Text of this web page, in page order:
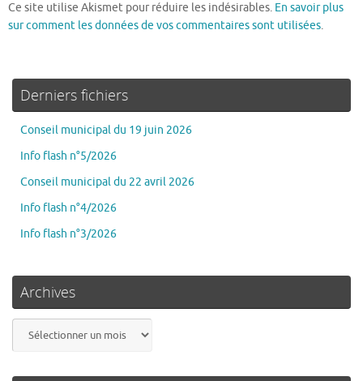
Ce site utilise Akismet pour réduire les indésirables. En savoir plus
sur comment les données de vos commentaires sont utilisées.
Derniers fichiers
Conseil municipal du 19 juin 2026
Info flash n°5/2026
Conseil municipal du 22 avril 2026
Info flash n°4/2026
Info flash n°3/2026
Archives